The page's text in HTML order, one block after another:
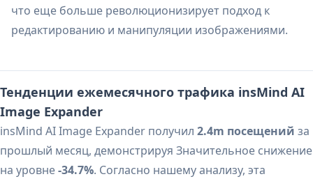
что еще больше революционизирует подход к
редактированию и манипуляции изображениями.
Тенденции ежемесячного трафика insMind AI
Image Expander
insMind AI Image Expander получил 2.4m посещений за
прошлый месяц, демонстрируя Значительное снижение
на уровне-34.7%. Согласно нашему анализу, эта